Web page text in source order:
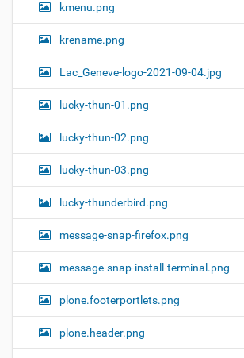
kmenu.png
krename.png
Lac_Geneve-logo-2021-09-04.jpg
lucky-thun-01.png
lucky-thun-02.png
lucky-thun-03.png
lucky-thunderbird.png
message-snap-firefox.png
message-snap-install-terminal.png
plone.footerportlets.png
plone.header.png